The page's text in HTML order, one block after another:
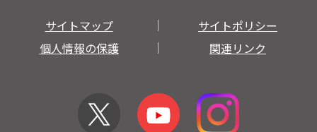
サイトマップ
サイトポリシー
個人情報の保護
関連リンク